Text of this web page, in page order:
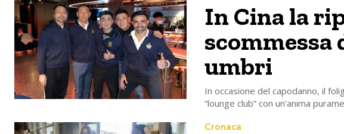
In Cina la
scommessa
umbri
In occasione del capodanno, il
“lounge club” con un'anima
Cronaca